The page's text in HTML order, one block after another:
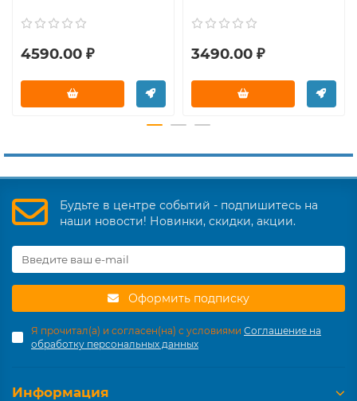
4590.00 ₽ 3490.00 ₽
Будьте в центре событий - подпишитесь на
наши новости! Новинки, скидки, акции.
Оформить подписку
Я прочитал(а) и согласен(на) с условиями Соглашение на
обработку персональных данных
Информация